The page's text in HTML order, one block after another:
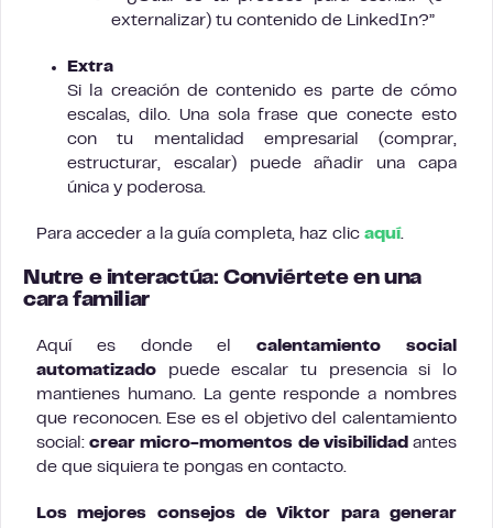
externalizar) tu contenido de LinkedIn?”
Extra
Si la creación de contenido es parte de cómo
escalas, dilo. Una sola frase que conecte esto
con tu mentalidad empresarial (comprar,
estructurar, escalar) puede añadir una capa
única y poderosa.
Para acceder a la guía completa, haz clic aquí.
Nutre e interactúa: Conviértete en una
cara familiar
Aquí es donde elcalentamiento social
automatizado puede escalar tu presencia si lo
mantienes humano. La gente responde a nombres
que reconocen. Ese es el objetivo del calentamiento
social:crear micro-momentos de visibilidad antes
de que siquiera te pongas en contacto.
Los mejores consejos de Viktor para generar